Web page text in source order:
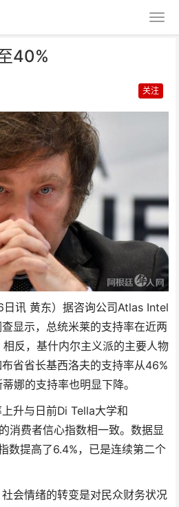
40%
关注
日讯 黄东）据咨询公司Atlas Intel
显示，总统米莱的支持率在近两
反，基什内尔主义派的主要人物
省省长基西洛夫的支持率从46%
娜的支持率也明显下降。
升与日前Di Tella大学和
消费者信心指数相一致。数据显
数提高了6.4%，已是连续第二个
会情绪的转变是对民众财务状况